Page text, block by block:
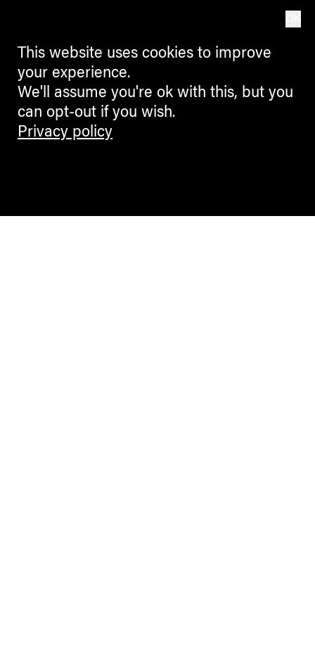
This website uses cookies to improve
your experience.
We'll assume you're ok with this, but you
can opt-out if you wish.
Privacy policy